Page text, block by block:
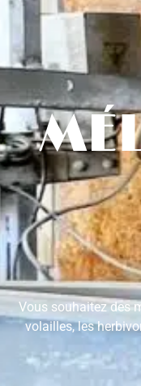
Vous souhaitez des
volailles, les